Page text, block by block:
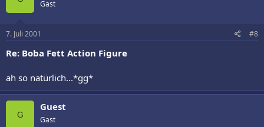
Gast
7. Juli 2001 #8
Re: Boba Fett Action Figure
ah so natürlich...*gg*
G
Guest
Gast